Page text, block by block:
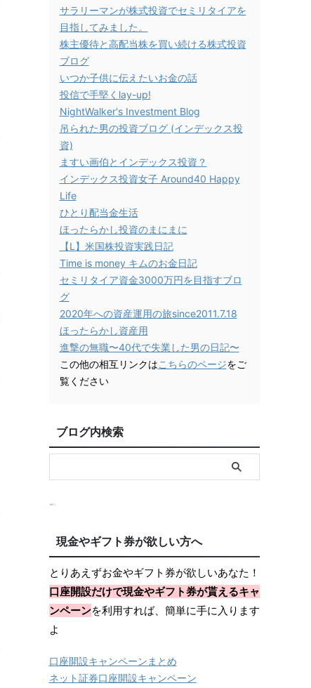
サラリーマンが株式投資でセミリタイアを
目指してみました。
株主優待と高配当株を買い続ける株式投資
ブログ
いつか子供に伝えたいお金の話
投信で手堅くlay-up!
NightWalker's Investment Blog
吊られた男の投資ブログ (インデックス投
資)
ますい画伯とインデックス投資？
インデックス投資女子 Around40 Happy
Life
ひとり配当金生活
ほったらかし投資のまにまに
【L】米国株投資実践日記
Time is money キムのお金日記
セミリタイア資金3000万円を目指すブロ
グ
2020年への資産運用の旅since2011.7.18
ほったらかし資産用
進撃の無職〜40代で失業した男の日記〜
この他の相互リンクはこちらのページをご
覧ください
ブログ内検索
現金やギフト券が欲しい方へ
とりあえずお金やギフト券が欲しいあなた！
口座開設だけで現金やギフト券が貰えるキャ
ンペーンを利用すれば、簡単に手に入ります
よ
口座開設キャンペーンまとめ
ネット証券口座開設キャンペーン